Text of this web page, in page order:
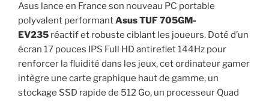
Asus lance en France son nouveau PC portable
polyvalent performantAsus TUF 705GM-
EV235 réactif et robuste ciblant les joueurs. Doté d’un
écran 17 pouces IPS Full HD antireflet 144Hz pour
renforcer la fluidité dans les jeux, cet ordinateur gamer
intègre une carte graphique haut de gamme, un
stockage SSD rapide de 512 Go, un processeur Quad